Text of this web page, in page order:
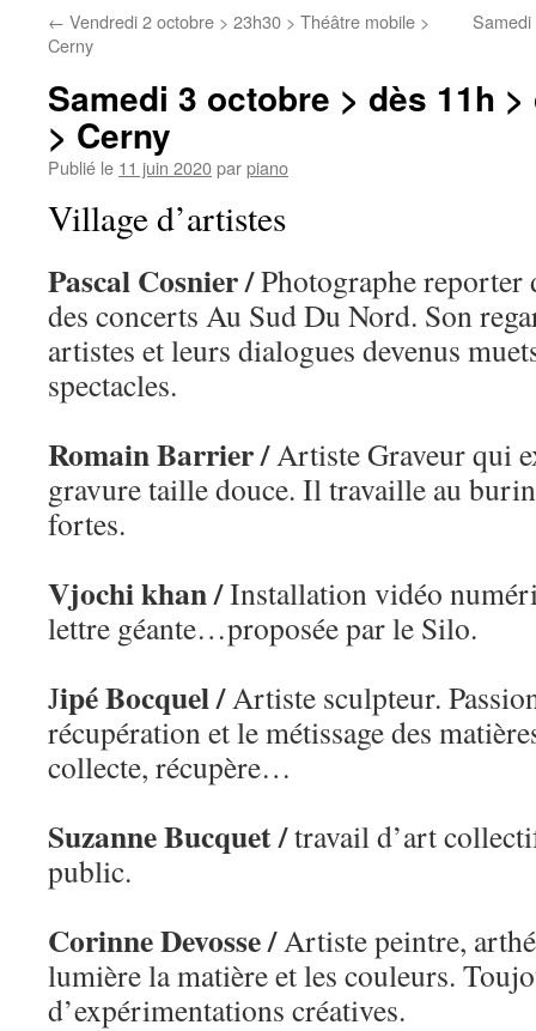
← Vendredi 2 octobre > 23h30 > Théâtre mobile >
Cerny
Samedi 3 octobre > dès 11h
> Cerny
Publié le 11 juin 2020parpiano
Village d’artistes
Pascal Cosnier /Photographe reporter
des concerts Au Sud Du Nord. Son
artistes et leurs dialogues devenus
spectacles.
Romain Barrier /Artiste Graveur qui
gravure taille douce. Il travaille au
fortes.
Vjochi khan /Installation vidéo
lettre géante…proposée par le Silo.
Jipé Bocquel /Artiste sculpteur.
récupération et le métissage des
collecte, récupère…
Suzanne Bucquet /travail d’art
public.
Corinne Devosse /Artiste peintre,
lumière la matière et les couleurs.
d’expérimentations créatives.